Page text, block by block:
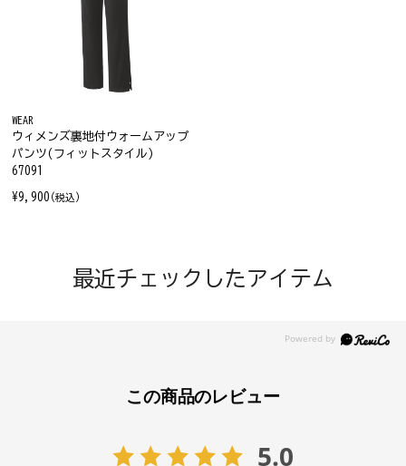
WEAR
ウィメンズ裏地付ウォームアップ
パンツ(フィットスタイル)
67091
¥9,900 (税込)
最近チェックしたアイテム
この商品のレビュー
5.0